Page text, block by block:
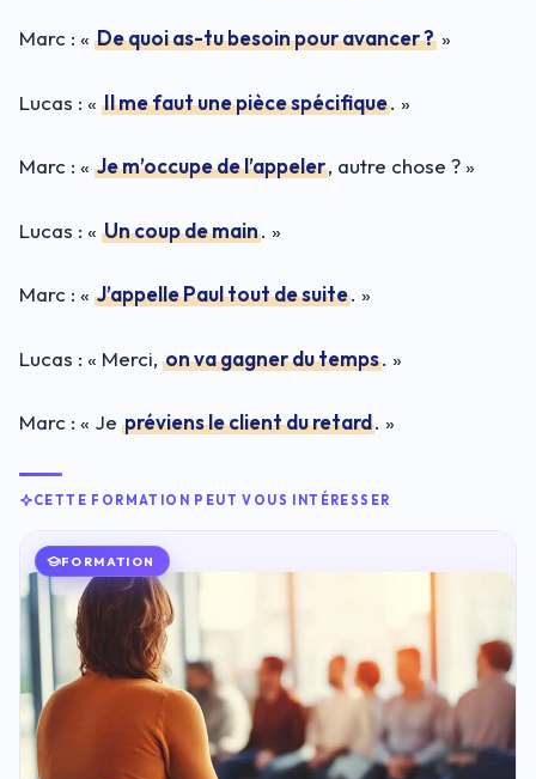
Marc : « De quoi as-tu besoin pour avancer ? »
Lucas : « Il me faut une pièce spécifique. »
Marc : « Je m’occupe de l’appeler, autre chose ? »
Lucas : « Un coup de main. »
Marc : « J’appelle Paul tout de suite. »
Lucas : « Merci, on va gagner du temps. »
Marc : « Je préviens le client du retard. »
CETTE FORMATION PEUT VOUS INTÉRESSER
FORMATION